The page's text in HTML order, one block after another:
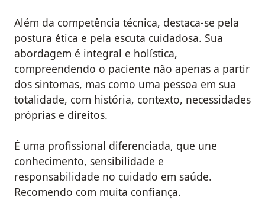
Além da competência técnica, destaca-se pela
postura ética e pela escuta cuidadosa. Sua
abordagem é integral e holística,
compreendendo o paciente não apenas a partir
dos sintomas, mas como uma pessoa em sua
totalidade, com história, contexto, necessidades
próprias e direitos.
É uma profissional diferenciada, que une
conhecimento, sensibilidade e
responsabilidade no cuidado em saúde.
Recomendo com muita confiança.